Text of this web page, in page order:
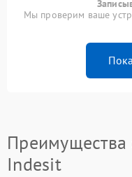
Мы проверим ваше
Преимущества
Indesit